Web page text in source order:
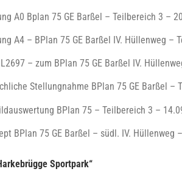
A0 Bplan 75 GE Barßel – Teilbereich 3 –
A4 – BPlan 75 GE Barßel IV. Hüllenweg –
– zum BPlan 75 GE Barßel IV.
Stellungnahme BPlan 75 GE Barßel
BPlan 75 – Teilbereich 3 –
BPlan 75 GE Barßel – südl. IV. Hüllenweg
Sportpark“